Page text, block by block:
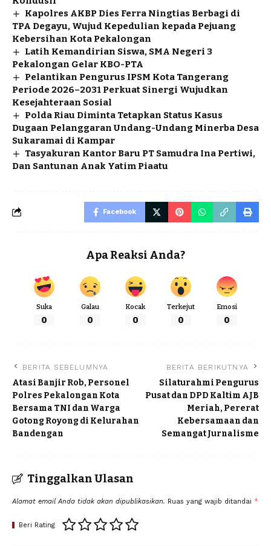
Kapolres AKBP Dies Ferra Ningtias Berbagi di
TPA Degayu, Wujud Kepedulian kepada Pejuang
Kebersihan Kota Pekalongan
Latih Kemandirian Siswa, SMA Negeri 3
Pekalongan Gelar KBO-PTA
Pelantikan Pengurus IPSM Kota Tangerang
Periode 2026–2031 Perkuat Sinergi Wujudkan
Kesejahteraan Sosial
Polda Riau Diminta Tetapkan Status Kasus
Dugaan Pelanggaran Undang-Undang Minerba Desa
Sukaramai di Kampar
Tasyakuran Kantor Baru PT Samudra Ina Pertiwi,
Dan Santunan Anak Yatim Piaatu
Facebook
Apa Reaksi Anda?
Suka
0
Galau
0
Kocak
0
Terkejut
0
Emosi
0
BERITA SEBELUMNYA
Atasi Banjir Rob, Personel
Polres Pekalongan Kota
Bersama TNI dan Warga
Gotong Royong di Kelurahan
Bandengan
BERITA BERIKUTNYA
Silaturahmi Pengurus
Pusat dan DPD Kaltim AJB
Meriah, Pererat
Kebersamaan dan
Semangat Jurnalisme
Tinggalkan Ulasan
Alamat email Anda tidak akan dipublikasikan. Ruas yang wajib ditandai *
Beri Rating